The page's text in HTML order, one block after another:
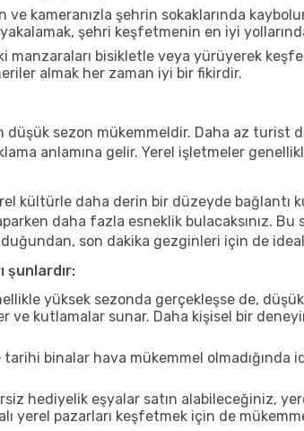
kameranızla şehrin sokaklarında
şehri keşfetmenin en iyi
manzaraları bisikletle veya yürüyerek
almak her zaman iyi bir fikirdir.
sezon mükemmeldir. Daha az
anlamına gelir. Yerel işletmeler
kültürle daha derin bir düzeyde bağlantı
daha fazla esneklik bulacaksınız.
son dakika gezginleri için de
şunlardır:
yüksek sezonda gerçekleşse de,
ve kutlamalar sunar. Daha kişisel bir
binalar hava mükemmel olmadığında
hediyelik eşyalar satın alabileceğiniz,
yerel pazarları keşfetmek için de